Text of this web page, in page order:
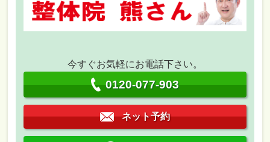
今すぐお気軽にお電話下さい。
0120-077-903
ネット予約